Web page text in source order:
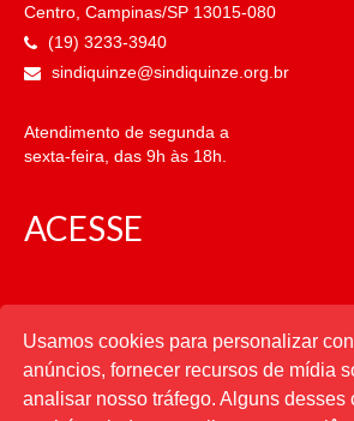
Centro, Campinas/SP 13015-080
(19) 3233-3940
sindiquinze@sindiquinze.org.br
Atendimento de segunda a
sexta-feira, das 9h às 18h.
ACESSE
CATEGORIAS
CATEGORIAS
Usamos cookies para personalizar
anúncios, fornecer recursos de mídia
analisar nosso tráfego. Alguns desses